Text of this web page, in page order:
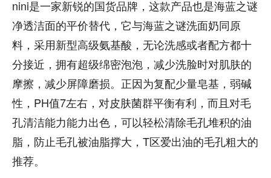
nini是一家新锐的国货品牌，这款产品也是海蓝之谜
净透洁面的平价替代，它与海蓝之谜洗面奶同原
料，采用新型高级氨基酸，无论洗感或者配方都十
分接近，拥有超级绵密泡泡，减少洗脸时对肌肤的
摩擦，减少屏障磨损。正因为复配少量皂基，弱碱
性，PH值7左右，对皮肤菌群平衡有利，而且对毛
孔清洁能力能力出色，可以轻松清除毛孔堆积的油
脂，防止毛孔被油脂撑大，T区爱出油的毛孔粗大的
推荐。